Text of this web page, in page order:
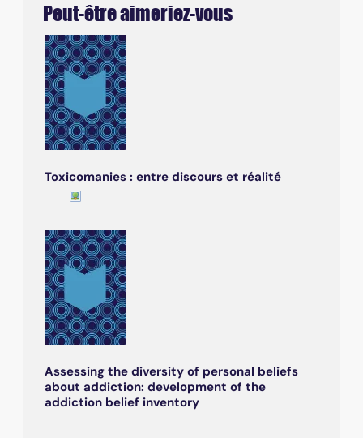
Peut-être aimeriez-vous
Toxicomanies : entre discours et réalité
Assessing the diversity of personal beliefs
about addiction: development of the
addiction belief inventory